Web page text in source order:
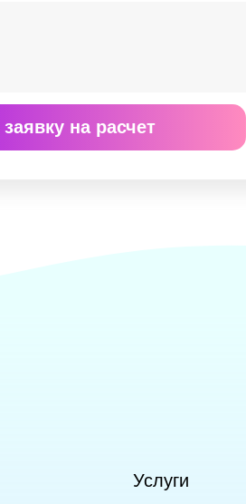
заявку на расчет
Услуги